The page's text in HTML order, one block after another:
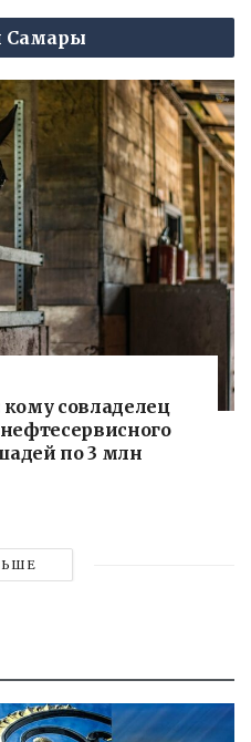
Самары
кому совладелец
по 3 млн